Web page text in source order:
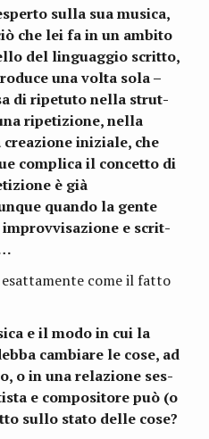
sulla sua musica,
che lei fa in un ambito
del lin­guag­gio scritto,
una volta sola –
di ripe­tuto nella strut­
ripe­ti­zione, nella
ini­ziale, che
com­plica il con­cetto di
è già
quando la gente
e scrit­
come il fatto
e il modo in cui la
cam­biare le cose, ad
o in una rela­zione ses­
e com­po­si­tore può (o
sullo stato delle cose?